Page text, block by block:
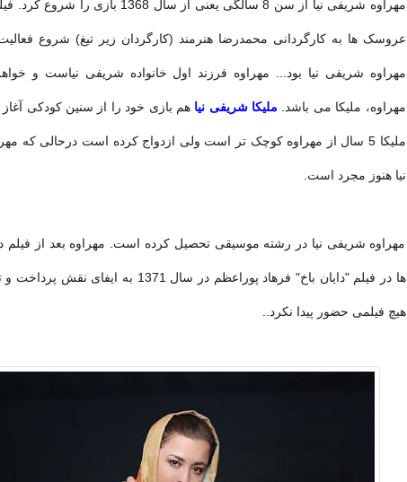
مهراوه شریفی نیا از سن 8 سالگی یعنی از سال 1368
عروسک ها به کارگردانی محمدرضا هنرمند (کارگردان زیر تیغ) شروع
مهراوه شریفی نیا بود... مهراوه فرزند اول خانواده شریفی نیاست و
مهراوه، ملیکا می باشد. ملیکا شریفی نیا هم بازی خود را از سنین کودکی
ملیکا 5 سال از مهراوه کوچک تر است ولی ازدواج کرده است درحالی که
نیا هنوز مجرد است.
مهراوه شریفی نیا در رشته موسیقی تحصیل کرده است. مهراوه بعد از
هیچ فیلمی حضور پیدا نکرد..